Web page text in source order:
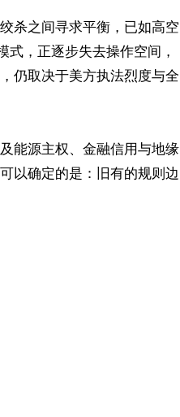
杀之间寻求平衡，已如高空
式，正逐步失去操作空间，
仍取决于美方执法烈度与全
能源主权、金融信用与地缘
以确定的是：旧有的规则边